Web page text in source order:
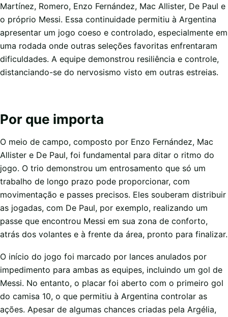
Martínez, Romero, Enzo Fernández, Mac Allister, De Paul e
o próprio Messi. Essa continuidade permitiu à Argentina
apresentar um jogo coeso e controlado, especialmente em
uma rodada onde outras seleções favoritas enfrentaram
dificuldades. A equipe demonstrou resiliência e controle,
distanciando-se do nervosismo visto em outras estreias.
Por que importa
O meio de campo, composto por Enzo Fernández, Mac
Allister e De Paul, foi fundamental para ditar o ritmo do
jogo. O trio demonstrou um entrosamento que só um
trabalho de longo prazo pode proporcionar, com
movimentação e passes precisos. Eles souberam distribuir
as jogadas, com De Paul, por exemplo, realizando um
passe que encontrou Messi em sua zona de conforto,
atrás dos volantes e à frente da área, pronto para finalizar.
O início do jogo foi marcado por lances anulados por
impedimento para ambas as equipes, incluindo um gol de
Messi. No entanto, o placar foi aberto com o primeiro gol
do camisa 10, o que permitiu à Argentina controlar as
ações. Apesar de algumas chances criadas pela Argélia,